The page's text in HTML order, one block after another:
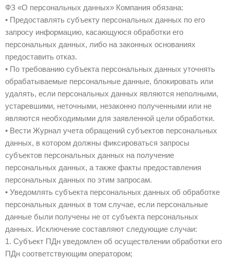
ФЗ «О персональных данных» Компания обязана:
• Предоставлять субъекту персональных данных по его
запросу информацию, касающуюся обработки его
персональных данных, либо на законных основаниях
предоставить отказ.
• По требованию субъекта персональных данных уточнять
обрабатываемые персональные данные, блокировать или
удалять, если персональных данных являются неполными,
устаревшими, неточными, незаконно полученными или не
являются необходимыми для заявленной цели обработки.
• Вести Журнал учета обращений субъектов персональных
данных, в котором должны фиксироваться запросы
субъектов персональных данных на получение
персональных данных, а также факты предоставления
персональных данных по этим запросам.
• Уведомлять субъекта персональных данных об обработке
персональных данных в том случае, если персональные
данные были получены не от субъекта персональных
данных. Исключение составляют следующие случаи:
1. Субъект ПДн уведомлен об осуществлении обработки его
ПДн соответствующим оператором;